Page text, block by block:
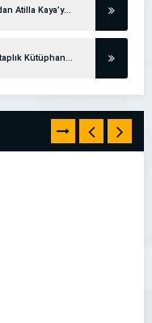
Üzerinden Halk Yanıltılıyor
Açıldı
TÜMÜNÜ
GÖR